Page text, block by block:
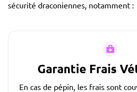
sécurité draconiennes, notamment :
Garantie Frais
En cas de pépin, les frais sont